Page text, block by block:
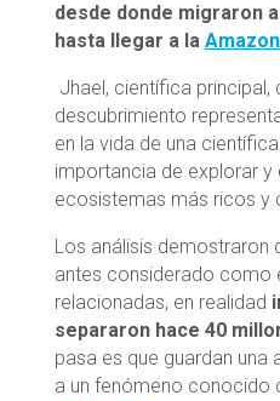
desde donde migraron
hasta llegar a la
Jhael, científica
descubrimiento
en la vida de una
importancia de explorar
ecosistemas más ricos y
Los análisis demostraron
antes considerado como
relacionadas, en realidad
separaron hace 40
pasa es que guardan una
a un fenómeno conocido